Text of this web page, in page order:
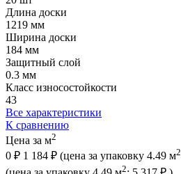
Длина доски
1219 мм
Ширина доски
184 мм
Защитный слой
0.3 мм
Класс износостойкости
43
Все характеристики
К сравнению
Цена за м2
0 ₽ 1 184 ₽ (цена за упаковку 4.49 м2
2